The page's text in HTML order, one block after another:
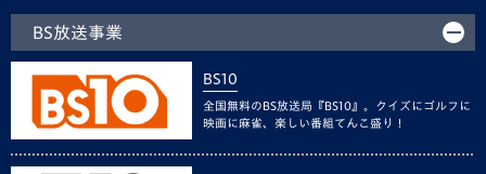
BS放送事業
BS10
全国無料のBS放送局『BS10』。クイズにゴルフに
映画に麻雀、楽しい番組てんこ盛り！